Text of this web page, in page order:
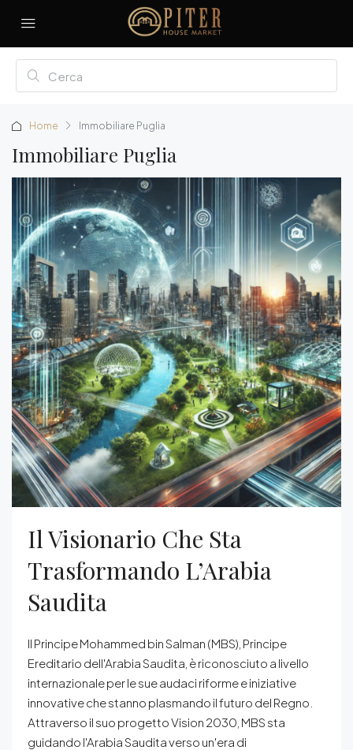
Home Immobiliare Puglia
Immobiliare Puglia
Il Visionario Che Sta
Trasformando L’Arabia
Saudita
Il Principe Mohammed bin Salman (MBS), Principe
Ereditario dell'Arabia Saudita, è riconosciuto a livello
internazionale per le sue audaci riforme e iniziative
innovative che stanno plasmando il futuro del Regno.
Attraverso il suo progetto Vision 2030, MBS sta
guidando l'Arabia Saudita verso un'era di